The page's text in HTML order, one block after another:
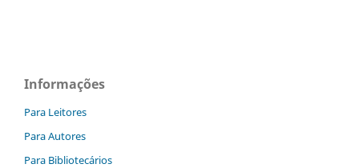
Informações
Para Leitores
Para Autores
Para Bibliotecários